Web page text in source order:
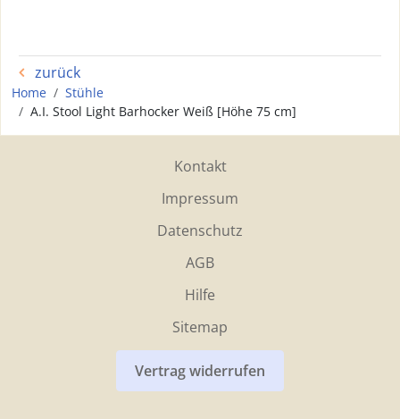
zurück
Home
Stühle
A.I. Stool Light Barhocker Weiß [Höhe 75 cm]
Kontakt
Impressum
Datenschutz
AGB
Hilfe
Sitemap
Vertrag widerrufen